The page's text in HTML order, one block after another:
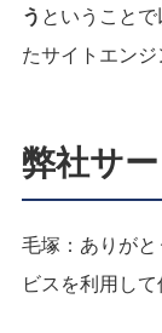
う ということ
たサイトエンジ
弊社サ
毛塚： ありが
ビスを利用して